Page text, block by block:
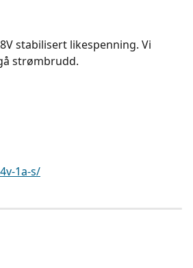
stabilisert likespenning. Vi
strømbrudd.
1a-s/